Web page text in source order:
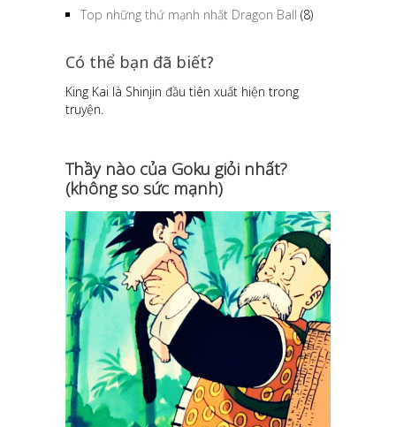
Top những thứ mạnh nhất Dragon Ball (8)
Có thể bạn đã biết?
King Kai là Shinjin đầu tiên xuất hiện trong
truyện.
Thầy nào của Goku giỏi nhất?
(không so sức mạnh)